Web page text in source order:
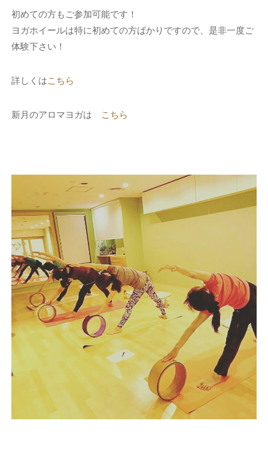
初めての方もご参加可能です！
ヨガホイールは特に初めての方ばかりですので、是非一度ご
体験下さい！
詳しくはこちら
新月のアロマヨガは こちら